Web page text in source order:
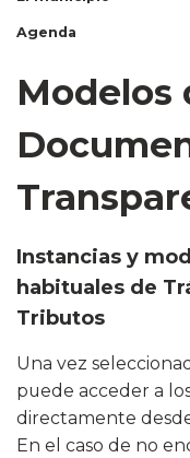
Agenda
Modelos
Instancias y
habituales de
Tributos
U​na vez
puede acceder a
directamente
En el caso de no